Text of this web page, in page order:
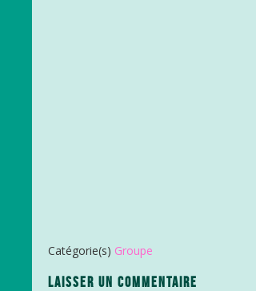
Catégorie(s) Groupe
LAISSER UN COMMENTAIRE